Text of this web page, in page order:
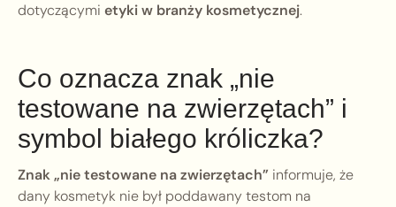
dotyczącymi etyki w branży kosmetycznej.
Co oznacza znak „nie
testowane na zwierzętach” i
symbol białego króliczka?
Znak „nie testowane na zwierzętach” informuje, że
dany kosmetyk nie był poddawany testom na